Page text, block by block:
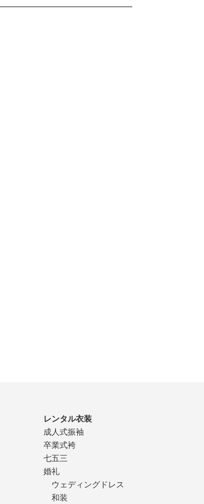
レンタル衣装
成人式振袖
卒業式袴
七五三
婚礼
ウェディングドレス
和装